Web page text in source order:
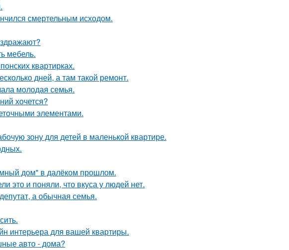
смертельным исходом.
мебель.
квартирках.
дней, а там такой ремонт.
молодая семья.
хочется?
элементами.
зону для детей в маленькой квартире.
дом" в далёком прошлом.
это и поняли, что вкуса у людей нет.
а обычная семья.
интерьера для вашей квартиры.
авто - дома?